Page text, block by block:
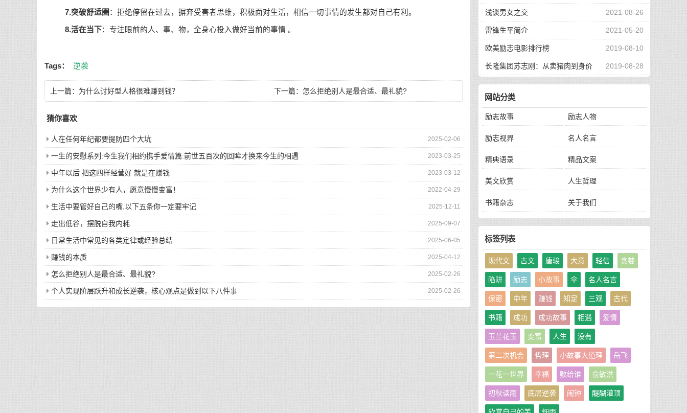
7.突破舒适圈 ：拒绝停留在过去，摒弃受害者思维，积极面对生活，相信一切事情的发生都对自己有利。
8.活在当下：专注眼前的人、事、物，全身心投入做好当前的事情 。
Tags： 逆袭
上一篇： 为什么讨好型人格很难赚到钱？ 下一篇： 怎么拒绝别人是最合适、最礼貌?
猜你喜欢
2025-02-06
人在任何年纪都要提防四个大坑
2023-03-25
一生的安慰系列:今生我们相约携手爱情篇:前世五百次的回眸才换来今生的相遇
2023-03-12
中年以后 把这四样经营好 就是在赚钱
2022-04-29
为什么这个世界少有人，愿意慢慢变富！
2025-12-11
生活中要管好自己的嘴,以下五条你一定要牢记
2025-09-07
走出低谷，摆脱自我内耗
2025-06-05
日常生活中常见的各类定律或经验总结
2025-04-12
赚钱的本质
2025-02-26
怎么拒绝别人是最合适、最礼貌?
2025-02-26
个人实现阶层跃升和成长逆袭，核心观点是做到以下八件事
2021-08-26
浅谈男女之交
2021-05-20
雷锋生平简介
2019-08-10
欧美励志电影排行榜
2019-08-28
长隆集团苏志刚：从卖猪肉到身价
130亿，他的秘诀是？
网站分类
励志故事 励志人物
励志视界 名人名言
精典语录 精品文案
美文欣赏 人生哲理
书籍杂志 关于我们
标签列表
现代文 古文 唐骏 大意 轻信 贪婪
陷阱 励志 小故事 伞 名人名言
保密 中年 赚钱 知足 三观 古代
书籍 成功 成功故事 相遇 爱情
玉兰花玉 变富 人生 没有
第二次机会 哲理 小故事大道理 岳飞
一花一世界 幸福 败给谁 俞敏洪
初秋读雨 底层逆袭 闹钟 醍醐灌顶